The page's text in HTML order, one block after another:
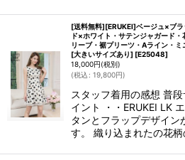
[送料無料][ERUKEI]ベージュ×ブ
ド×ホワイト・サテンジャガード
リーブ・裾プリーツ・Aライン・
[大きいサイズあり] [E25048]
18,000円(税別)
(税込 : 19,800円)
スタッフ着用の感想 普
イント ・・ERUKEI LK
タンとフラップデザイ
す。 織り込まれたの花